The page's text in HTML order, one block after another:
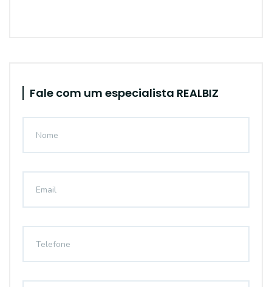
Fale com um especialista REALBIZ